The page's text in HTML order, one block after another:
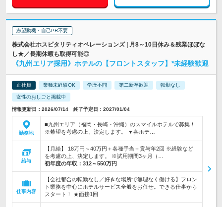
志望動機・自己PR不要
株式会社ホスピタリティオペレーションズ | 月8～10日休み＆残業ほぼな
し★／長期休暇も取得可能◎
《九州エリア採用》ホテルの【フロントスタッフ】*未経験歓迎
正社員 業種未経験OK 学歴不問 第二新卒歓迎 転勤なし
女性のおしごと掲載中
情報更新日：2026/07/14 終了予定日：2027/01/04
勤務地
■九州エリア（福岡・長崎・沖縄）のスマイルホテルで募集！
※希望を考慮の上、決定します。 ▼各ホテ…
給与
【月給】 18万円～40万円＋各種手当＋賞与年2回 ※経験など
を考慮の上、決定します。 ※試用期間3ヶ月（…
初年度の年収： 312～550万円
仕事内容
【会社都合の転勤なし／好きな場所で無理なく働ける】フロン
ト業務を中心にホテルサービス全般をお任せ。できる仕事から
スタート！ ★面接1回